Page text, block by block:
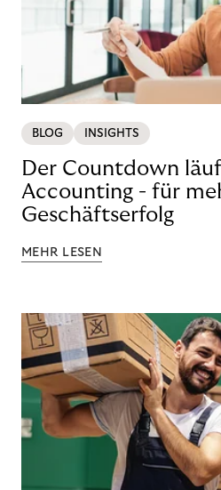
BLOG INSIGHTS
Der Countdown
Accounting - für
Geschäftserfolg
MEHR LESEN